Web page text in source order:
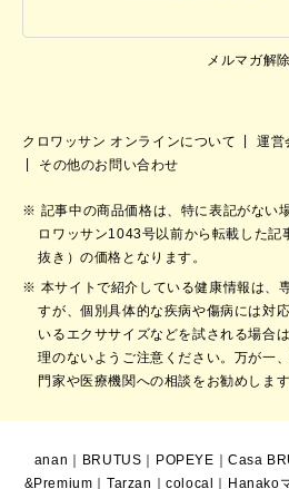
メルマガ解除
クロワッサン オンラインについて 運営
その他のお問い合わせ
記事中の商品価格は、特に表記がない
ロワッサン1043号以前から転載した記
抜き）の価格となります。
本サイトで紹介している健康情報は、
すが、個別具体的な疾病や傷病には対
いるエクササイズなどを試される場合
理のないようご注意ください。万が一
門家や医療機関への相談をお勧めします
anan BRUTUS POPEYE ｜Casa
&Premium ｜Tarzan ｜colocal Hanako